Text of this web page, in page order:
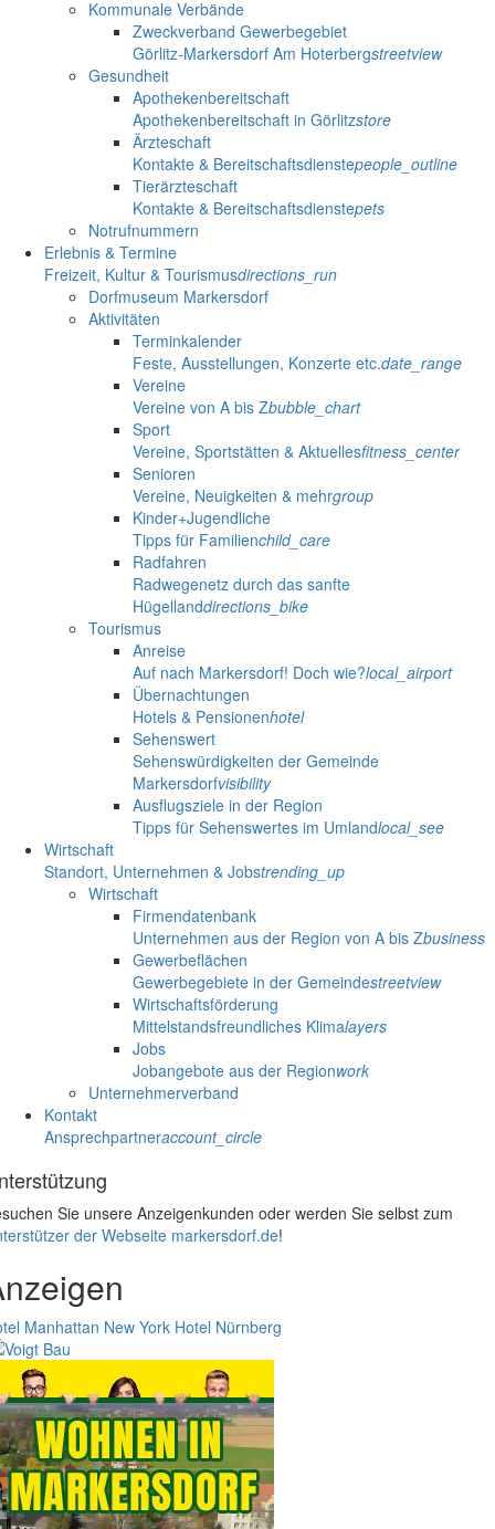
Kommunale Verbände
Zweckverband Gewerbegebiet
Görlitz-Markersdorf Am Hoterbergstreetview
Gesundheit
Apothekenbereitschaft
Apothekenbereitschaft in Görlitzstore
Ärzteschaft
Kontakte & Bereitschaftsdienstepeople_outline
Tierärzteschaft
Kontakte & Bereitschaftsdienstepets
Notrufnummern
Erlebnis & Termine
Freizeit, Kultur & Tourismusdirections_run
Dorfmuseum Markersdorf
Aktivitäten
Terminkalender
Feste, Ausstellungen, Konzerte etc.date_range
Vereine
Vereine von A bis Zbubble_chart
Sport
Vereine, Sportstätten & Aktuellesfitness_center
Senioren
Vereine, Neuigkeiten & mehrgroup
Kinder+Jugendliche
Tipps für Familienchild_care
Radfahren
Radwegenetz durch das sanfte
Hügellanddirections_bike
Tourismus
Anreise
Auf nach Markersdorf! Doch wie?local_airport
Übernachtungen
Hotels & Pensionenhotel
Sehenswert
Sehenswürdigkeiten der Gemeinde
Markersdorfvisibility
Ausflugsziele in der Region
Tipps für Sehenswertes im Umlandlocal_see
Wirtschaft
Standort, Unternehmen & Jobstrending_up
Wirtschaft
Firmendatenbank
Unternehmen aus der Region von A bis Zbusiness
Gewerbeflächen
Gewerbegebiete in der Gemeindestreetview
Wirtschaftsförderung
Mittelstandsfreundliches Klimalayers
Jobs
Jobangebote aus der Regionwork
Unternehmerverband
Kontakt
Ansprechpartneraccount_circle
Sie unsere Anzeigenkunden oder werden Sie selbst zum
der Webseite markersdorf.de!
Manhattan New York Hotel Nürnberg